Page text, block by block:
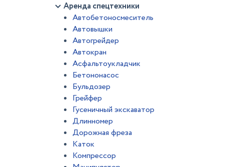
Аренда спецтехники
Автобетоносмеситель
Автовышки
Автогрейдер
Автокран
Асфальтоукладчик
Бетононасос
Бульдозер
Грейфер
Гусеничный экскаватор
Длинномер
Дорожная фреза
Каток
Компрессор